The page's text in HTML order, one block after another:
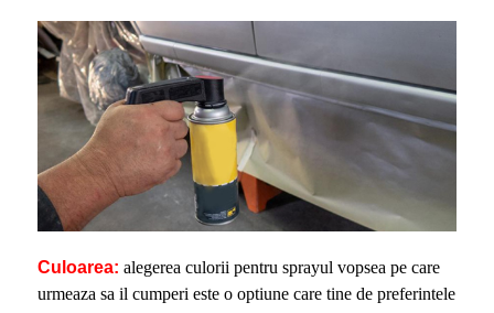
Culoarea: alegerea culorii pentru sprayul vopsea pe care
urmeaza sa il cumperi este o optiune care tine de preferintele